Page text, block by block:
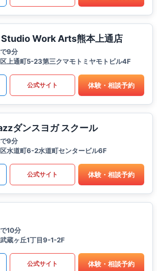
Work Arts熊本上通店
9分
上通町5-23第三クマモトミヤモトビル4F
公式サイト 体験・相談予約
ダンスヨガ スクール
9分
水道町6-2水道町センタービル6F
公式サイト 体験・相談予約
10分
蔵ヶ丘1丁目9-1-2F
公式サイト 体験・相談予約